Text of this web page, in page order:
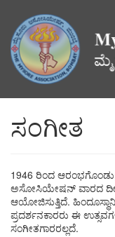
main
content
ಸಂಗೀತ
1946 ರಿಂದ
ಅಸೋಸಿಯೇಷನ್ ​​ವಾರದ
ಆಯೋಜಿಸುತ್ತಿದೆ.
ಪ್ರದರ್ಶನಕಾರರು ಈ
ಸಂಗೀತಗಾರರಲ್ಲದೆ.